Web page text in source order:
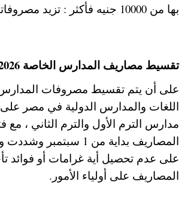
بها من 10000 جنيه فأكثر : تزيد مصروفاتها بنسبة 7%
تقسيط مصاريف المدارس الخاصة 2026 على 4 اقساط
على أن يتم تقسيط مصروفات
مدارس الترم الأول والترم الثاني ، مع
المصاريف بداية من 1 سبتمبر
على عدم تحصيل أية غرامات أو فوائد
المصاريف على أولياء الأمور.